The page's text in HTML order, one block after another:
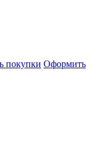
покупки Оформить